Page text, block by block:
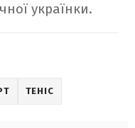
українки.
ТЕНІС